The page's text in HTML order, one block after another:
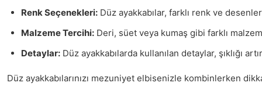
Renk Seçenekleri: Düz ayakkabılar, farklı renk ve
Malzeme Tercihi: Deri, süet veya kumaş gibi farklı
Detaylar: Düz ayakkabılarda kullanılan detaylar, şıklığı
Düz ayakkabılarınızı mezuniyet elbisenizle kombinlerken